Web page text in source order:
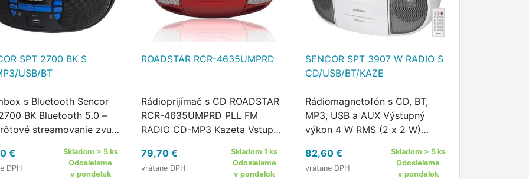
SPT 2700 BK S
USB/BT
s Bluetooth Sencor
BK Bluetooth 5.0 –
streamovanie zvuku
3,5 mm jack vstup Zvuk:
výstupný výkon 3 W
€
DPH
Skladom > 5 ks
Odosielame
v pondelok
ROADSTAR RCR-4635UMPRD
Rádioprijímač s CD ROADSTAR
RCR-4635UMPRD PLL FM
RADIO CD-MP3 Kazeta Vstupy:
jack Výstup: Slúchadlá 3,5mm
jack Modrý LCD displej Výkon 2
79,70 €
vrátane DPH
Skladom 1 ks
Odosielame
v pondelok
SENCOR SPT 3907 W RADIO S
CD/USB/BT/KAZE
Rádiomagnetofón s CD, BT,
MP3, USB a AUX Výstupný
výkon 4 W RMS (2 x 2 W)
MP3 a USB Kazetová
mechanika Programovateľné
82,60 €
vrátane DPH
Skladom > 5 ks
Odosielame
v pondelok